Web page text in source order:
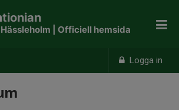
Logga in
| Officiell hemsida